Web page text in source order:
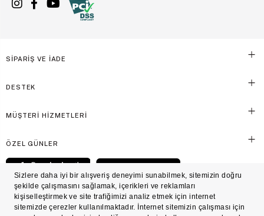
SİPARİŞ VE İADE
DESTEK
MÜŞTERİ HİZMETLERİ
ÖZEL GÜNLER
© Victoria's Secret Shaya Mağazacılık A.Ş. Franchise lisansı aracılığıyla işletilen ticari